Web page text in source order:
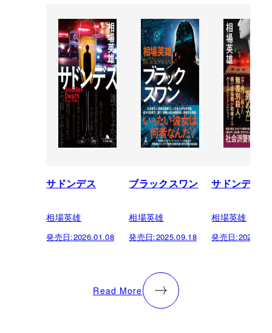
サドンデス
相場英雄
発売日:2026.01.08
ブラックスワン
相場英雄
発売日:2025.09.18
サドンデス
相場英雄
発売日:
Read More